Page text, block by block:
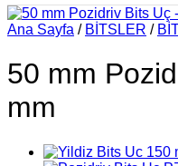
Ana Sayfa / BİTSLER /
50 mm
mm